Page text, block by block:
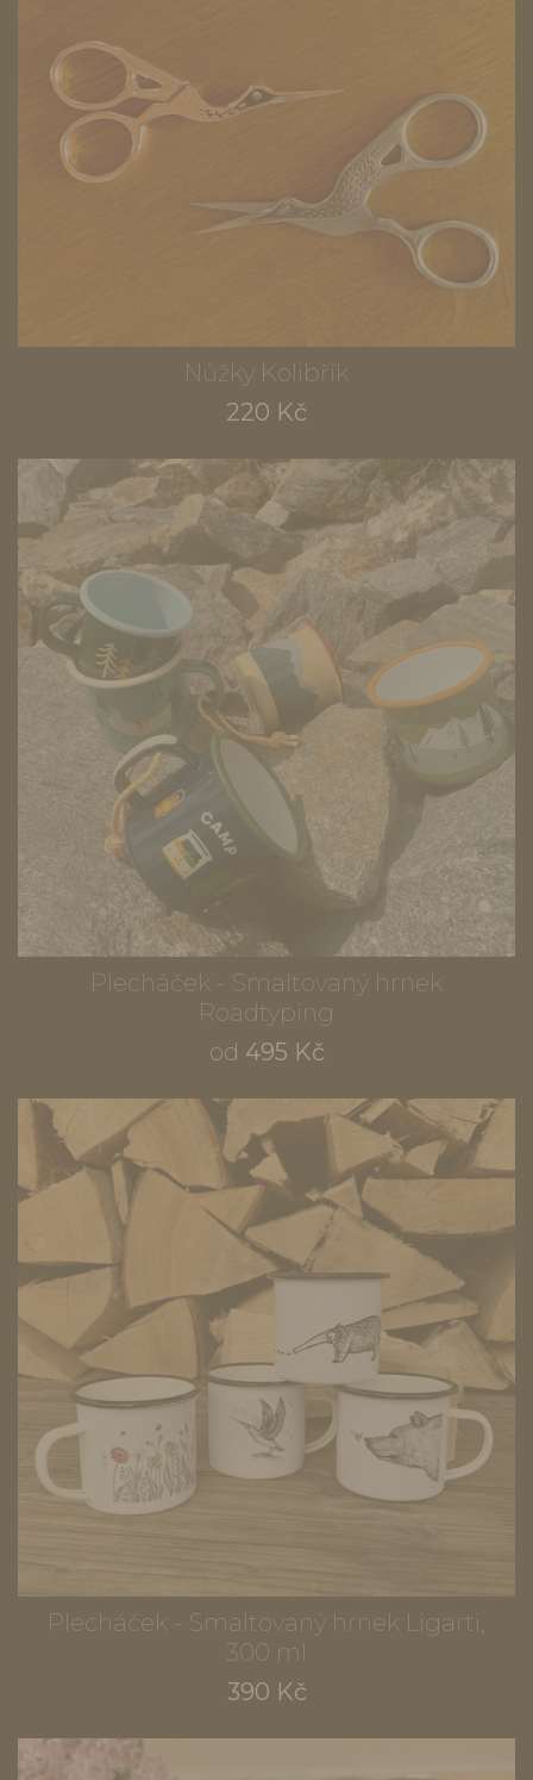
Nůžky Kolibřík
220 Kč
Plecháček - Smaltovaný hrnek
Roadtyping
od 495 Kč
Plecháček - Smaltovaný hrnek Ligarti,
300 ml
390 Kč